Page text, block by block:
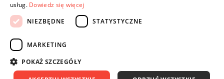
MOJE KONTO
OBSERWUJ NAS
usług. Dowiedz się więcej
NIEZBĘDNE
STATYSTYCZNE
MARKETING
POKAŻ SZCZEGÓŁY